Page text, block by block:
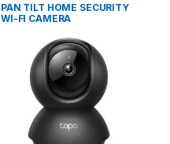
PAN TILT HOME SECURITY
WI-FI CAMERA